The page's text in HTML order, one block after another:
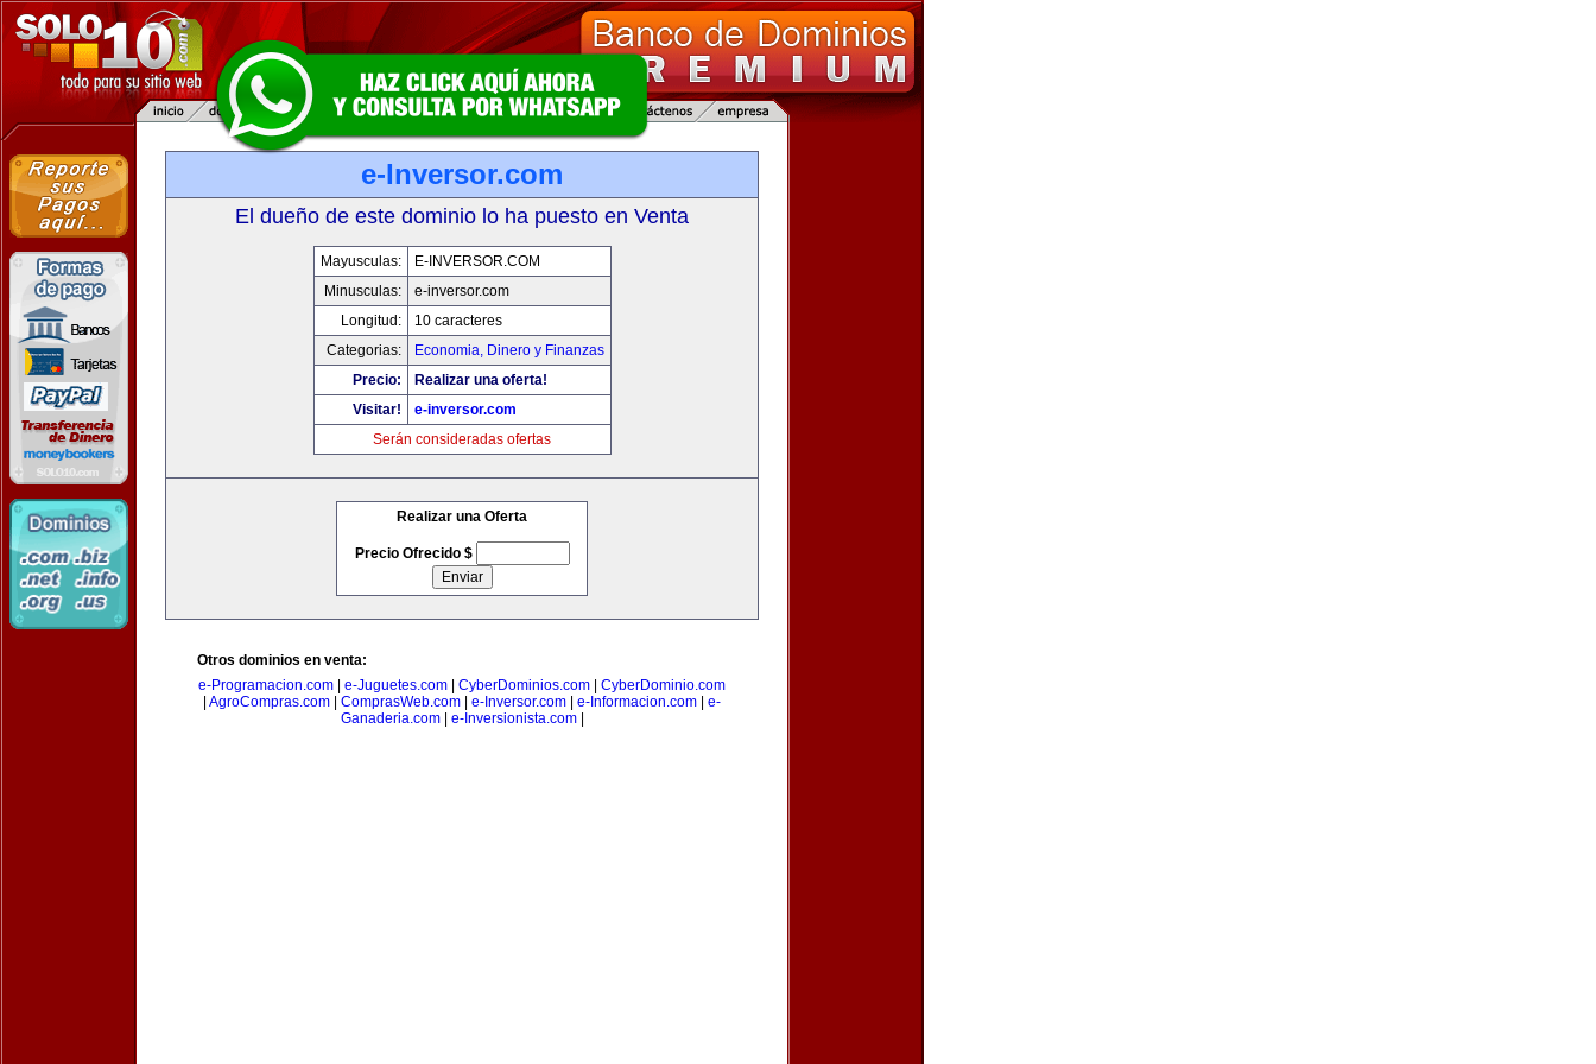
e-Inversor.com
El dueño de este dominio lo ha puesto en Venta
Mayusculas:
E-INVERSOR.COM
Minusculas:
e-inversor.com
Longitud:
10 caracteres
Categorias:
Economia, Dinero y Finanzas
Precio:
Realizar una oferta!
Visitar!
e-inversor.com
Serán consideradas ofertas
Realizar una Oferta
Precio Ofrecido $
Otros dominios en venta:
e-Programacion.com
e-Juguetes.com CyberDominios.com
CyberDominio.com
AgroCompras.com ComprasWeb.com e-Inversor.com e-Informacion.com
e-
Ganaderia.com| e-Inversionista.com|